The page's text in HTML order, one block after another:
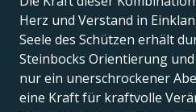
Herz und Verstand in
Seele des Schützen erhält
Steinbocks Orientierung und
nur ein unerschrockener
eine Kraft für kraftvolle